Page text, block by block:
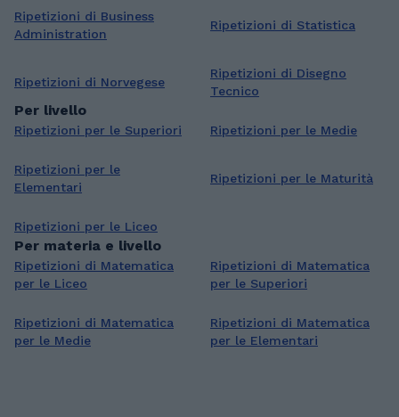
Ripetizioni di Business
Administration
Ripetizioni di Statistica
Ripetizioni di Norvegese
Ripetizioni di Disegno
Tecnico
Per livello
Ripetizioni per le Superiori Ripetizioni per le Medie
Ripetizioni per le
Elementari
Ripetizioni per le Maturità
Ripetizioni per le Liceo
Per materia e livello
Ripetizioni di Matematica
per le Liceo
Ripetizioni di Matematica
per le Superiori
Ripetizioni di Matematica
per le Medie
Ripetizioni di Matematica
per le Elementari